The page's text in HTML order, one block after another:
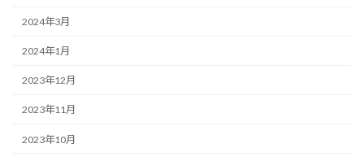
2024年3月
2024年1月
2023年12月
2023年11月
2023年10月